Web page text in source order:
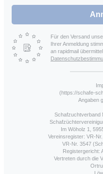
Für den Versand
Ihrer Anmeldung
an rapidmail
(https://schafe-
Angaben
Schafzuchtverband
Im Wöholz 1,
Vereinsregister: VR-
VR-Nr. 3547
Registergericht:
Vertreten durch die